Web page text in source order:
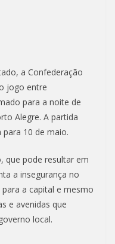
a Confederação
jogo entre
para a noite de
Alegre. A partida
10 de maio.
que pode resultar em
a insegurança no
a capital e mesmo
e avenidas que
local.